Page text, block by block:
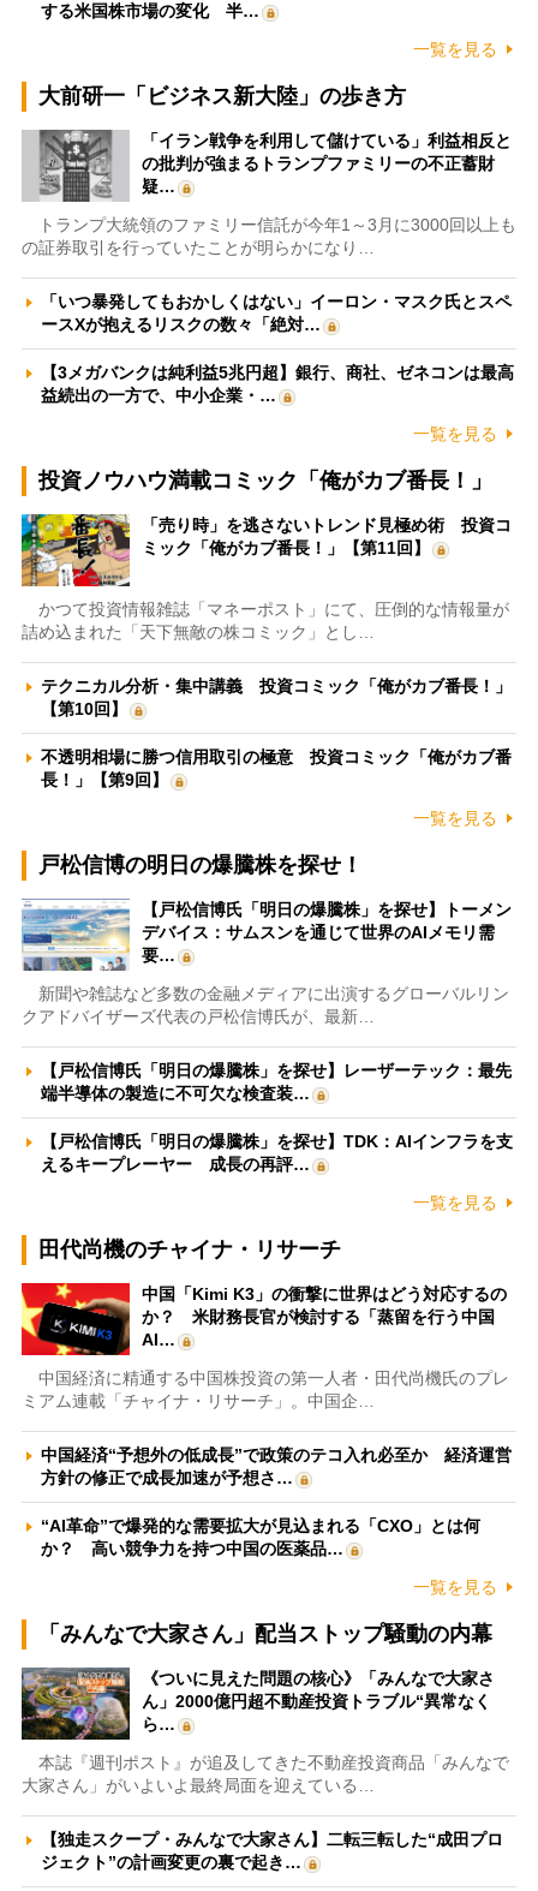
する米国株市場の変化 半…
一覧を見る
大前研一「ビジネス新大陸」の歩き方
「イラン戦争を利用して儲けている」利益相反と
の批判が強まるトランプファミリーの不正蓄財
疑…
トランプ大統領のファミリー信託が今年1～3月に3000回以上も
の証券取引を行っていたことが明らかになり…
「いつ暴発してもおかしくはない」イーロン・マスク氏とスペ
ースXが抱えるリスクの数々「絶対…
【3メガバンクは純利益5兆円超】銀行、商社、ゼネコンは最高
益続出の一方で、中小企業・…
一覧を見る
投資ノウハウ満載コミック「俺がカブ番長！」
「売り時」を逃さないトレンド見極め術 投資コ
ミック「俺がカブ番長！」【第11回】
かつて投資情報雑誌「マネーポスト」にて、圧倒的な情報量が
詰め込まれた「天下無敵の株コミック」とし…
テクニカル分析・集中講義 投資コミック「俺がカブ番長！」
【第10回】
不透明相場に勝つ信用取引の極意 投資コミック「俺がカブ番
長！」【第9回】
一覧を見る
戸松信博の明日の爆騰株を探せ！
【戸松信博氏「明日の爆騰株」を探せ】トーメン
デバイス：サムスンを通じて世界のAIメモリ需
要…
新聞や雑誌など多数の金融メディアに出演するグローバルリン
クアドバイザーズ代表の戸松信博氏が、最新…
【戸松信博氏「明日の爆騰株」を探せ】レーザーテック：最先
端半導体の製造に不可欠な検査装…
【戸松信博氏「明日の爆騰株」を探せ】TDK：AIインフラを支
えるキープレーヤー 成長の再評…
一覧を見る
田代尚機のチャイナ・リサーチ
中国「Kimi K3」の衝撃に世界はどう対応するの
か？ 米財務長官が検討する「蒸留を行う中国
AI…
中国経済に精通する中国株投資の第一人者・田代尚機氏のプレ
ミアム連載「チャイナ・リサーチ」。中国企…
中国経済“予想外の低成長”で政策のテコ入れ必至か 経済運営
方針の修正で成長加速が予想さ…
“AI革命”で爆発的な需要拡大が見込まれる「CXO」とは何
か？ 高い競争力を持つ中国の医薬品…
一覧を見る
「みんなで大家さん」配当ストップ騒動の内幕
《ついに見えた問題の核心》「みんなで大家さ
ん」2000億円超不動産投資トラブル“異常なく
ら…
本誌『週刊ポスト』が追及してきた不動産投資商品「みんなで
大家さん」がいよいよ最終局面を迎えている…
【独走スクープ・みんなで大家さん】二転三転した“成田プロ
ジェクト”の計画変更の裏で起き…